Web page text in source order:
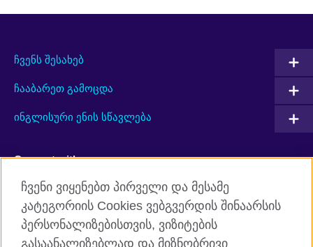
ჩვენს შესახებ
ჩააბარეთ გამოცდა
ინგლისური ენის სწავლება
Connect with us
Facebook Twitter
YouTube RSS
ჩვენი ვიყენებთ პირველი და მესამე
კატეგორიის Cookies ვებგვერდის შინაარსის
პერსონალიზებისთვის, ვიზიტების
გასაანალიზებლად და მიზნობრივი